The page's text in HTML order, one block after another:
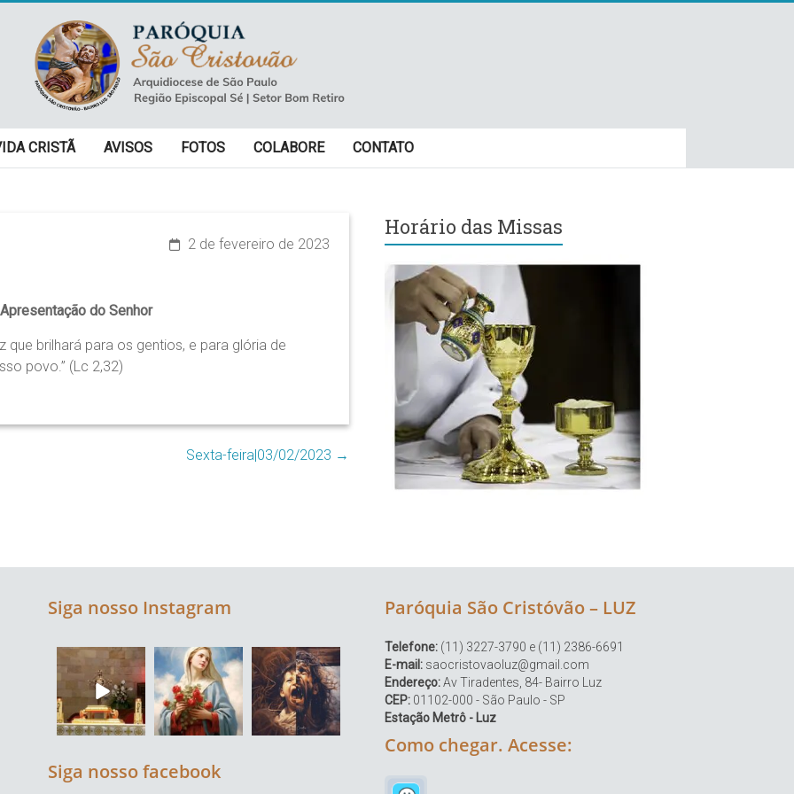
CRISTÃ AVISOS FOTOS COLABORE CONTATO
2 de fevereiro de 2023
do Senhor
que brilhará para os gentios, e para glória de
povo.” (Lc 2,32)
Sexta-feira|03/02/2023 →
Horário das Missas
Siga nosso Instagram
Siga nosso facebook
Paróquia São Cristóvão – LUZ
Telefone: (11) 3227-3790 e (11) 2386-6691
E-mail: saocristovaoluz@gmail.com
Endereço:Av Tiradentes, 84- Bairro Luz
CEP: 01102-000 - São Paulo - SP
Estação Metrô - Luz
Como chegar. Acesse: